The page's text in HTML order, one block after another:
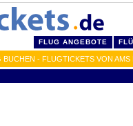
FLUG ANGEBOTE
- FLUGTICKETS VON AMS